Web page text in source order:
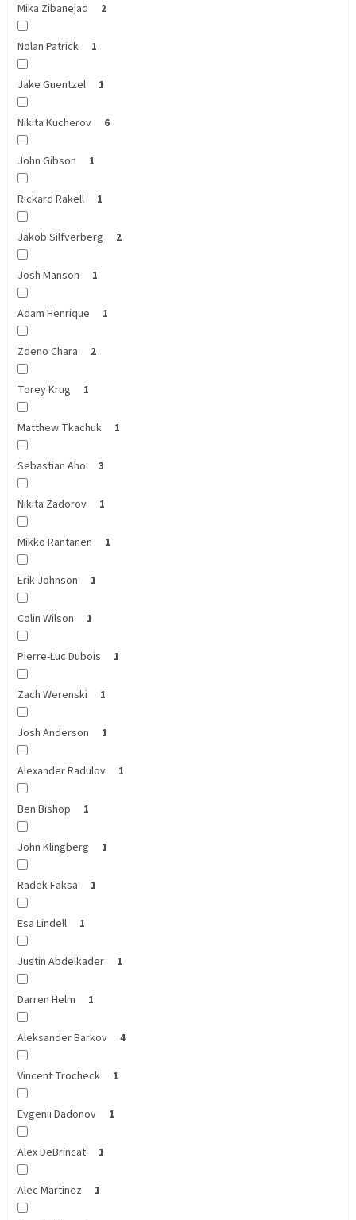
Mika Zibanejad 2
Nolan Patrick 1
Jake Guentzel 1
Nikita Kucherov 6
John Gibson 1
Rickard Rakell 1
Jakob Silfverberg 2
Josh Manson 1
Adam Henrique 1
Zdeno Chara 2
Torey Krug 1
Matthew Tkachuk 1
Sebastian Aho 3
Nikita Zadorov 1
Mikko Rantanen 1
Erik Johnson 1
Colin Wilson 1
Pierre-Luc Dubois 1
Zach Werenski 1
Josh Anderson 1
Alexander Radulov 1
Ben Bishop 1
John Klingberg 1
Radek Faksa 1
Esa Lindell 1
Justin Abdelkader 1
Darren Helm 1
Aleksander Barkov 4
Vincent Trocheck 1
Evgenii Dadonov 1
Alex DeBrincat 1
Alec Martinez 1